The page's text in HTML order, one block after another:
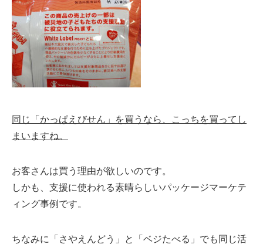
同じ「かっぱえびせん」を買うなら、こっちを買ってし
まいますね。
お客さんは買う理由が欲しいのです。
しかも、支援に使われる素晴らしいパッケージマーケテ
ィング事例です。
ちなみに「さやえんどう」と「ベジたべる」でも同じ活